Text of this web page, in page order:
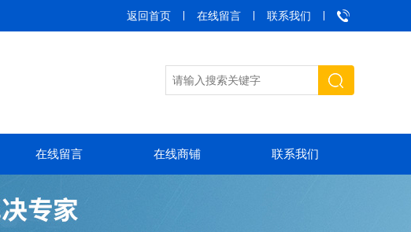
返回首页 在线留言 联系我们
在线留言 在线商铺 联系我们